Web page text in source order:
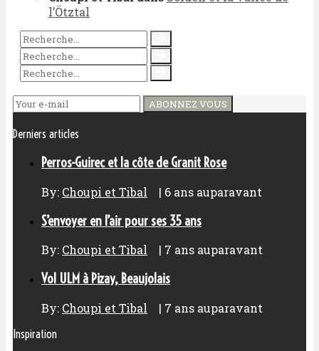
l’Ötztal
ABONNEZ VOUS
Derniers articles
Perros-Guirec et la côte de Granit Rose
By: Choupi et Tibal | 6 ans auparavant
S’envoyer en l’air pour ses 35 ans
By: Choupi et Tibal | 7 ans auparavant
Vol ULM à Pizay, Beaujolais
By: Choupi et Tibal | 7 ans auparavant
Inspiration